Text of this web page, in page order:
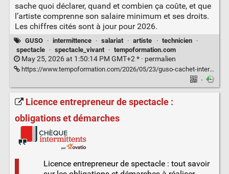
sache quoi déclarer, quand et combien ça coûte, et que
l’artiste comprenne son salaire minimum et ses droits.
Les chiffres cités sont à jour pour 2026.
GUSO · intermittence · salariat · artiste · technicien
·
spectacle
· spectacle_vivant · tempoformation.com
May 25, 2026 at 1:50:14 PM GMT+2 * · permalien
https://www.tempoformation.com/2026/05/23/guso-cachet-intermittent-spectacle-guide-2026/
·
Licence entrepreneur de spectacle :
obligations et démarches
Licence entrepreneur de spectacle : tout savoir